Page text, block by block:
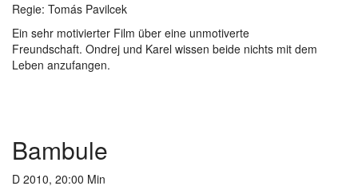
Regie: Tomás Pavilcek
Ein sehr motivierter Film über eine unmotiverte
Freundschaft. Ondrej und Karel wissen beide nichts mit dem
Leben anzufangen.
Bambule
D 2010, 20:00 Min